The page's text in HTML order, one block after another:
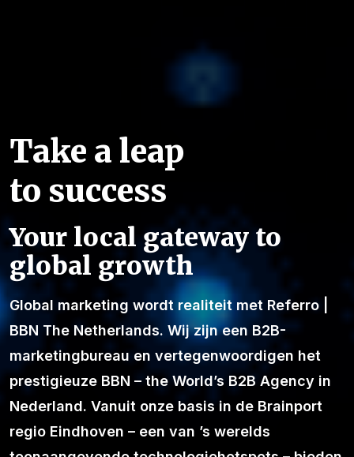
Take a leap
to success
Your local gateway to
global growth
Global marketing wordt realiteit met Referro |
BBN The Netherlands. Wij zijn een B2B-
marketingbureau en vertegenwoordigen het
prestigieuze BBN – the World’s B2B Agency in
Nederland. Vanuit onze basis in de Brainport
regio Eindhoven – een van ’s werelds